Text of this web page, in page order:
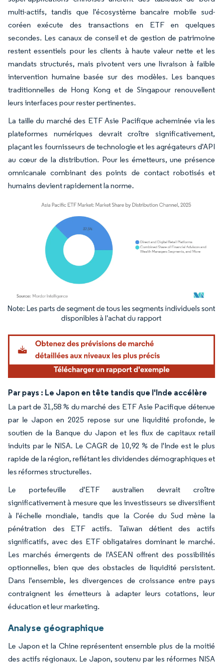
multi-actifs, tandis que l'écosystème bancaire mobile sud-
coréen exécute des transactions en ETF en quelques
secondes. Les canaux de conseil et de gestion de patrimoine
restent essentiels pour les clients à haute valeur nette et les
mandats structurés, mais pivotent vers une livraison à faible
intervention humaine basée sur des modèles. Les banques
traditionnelles de Hong Kong et de Singapour renouvellent
leurs interfaces pour rester pertinentes.
La taille du marché des ETF Asie Pacifique acheminée via les
plateformes numériques devrait croître significativement,
plaçant les fournisseurs de technologie et les agrégateurs d'API
au cœur de la distribution. Pour les émetteurs, une présence
omnicanale combinant des points de contact robotisés et
humains devient rapidement la norme.
Image © Mordor Intelligence. La réutilisation nécessite une attribution sous CC BY
Par pays : Le Japon en tête tandis que l'Inde accélère
La part de 31,58 % du marché des ETF Asie Pacifique détenue
par le Japon en 2025 repose sur une liquidité profonde, le
soutien de la Banque du Japon et les flux de capitaux retail
induits par le NISA. Le CAGR de 10,92 % de l'Inde est le plus
rapide de la région, reflétant les dividendes démographiques et
les réformes structurelles.
Le portefeuille d'ETF australien devrait croître
significativement à mesure que les investisseurs se diversifient
à l'échelle mondiale, tandis que la Corée du Sud mène la
pénétration des ETF actifs. Taïwan détient des actifs
significatifs, avec des ETF obligataires dominant le marché.
Les marchés émergents de l'ASEAN offrent des possibilités
optionnelles, bien que des obstacles de liquidité persistent.
Dans l'ensemble, les divergences de croissance entre pays
contraignent les émetteurs à adapter leurs cotations, leur
éducation et leur marketing.
Analyse géographique
Le Japon et la Chine représentent ensemble plus de la moitié
des actifs régionaux. Le Japon, soutenu par les réformes NISA